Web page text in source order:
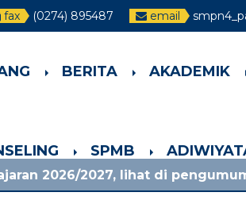
fax (0274) 895487 email
BERITA AKADEMIK
SPMB
lihat di pengumuman terbaru!